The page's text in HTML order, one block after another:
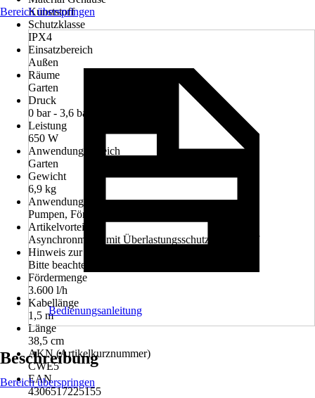
Kunststoff
Schutzklasse
IPX4
Einsatzbereich
Außen
Räume
Garten
Druck
0 bar - 3,6 bar
Leistung
650 W
Anwendungsbereich
Garten
Gewicht
6,9 kg
Anwendung
Pumpen, Fördern
Artikelvorteil
Asynchronmotor mit Überlastungsschutz, Tragegriff
Hinweis zur Entsorgung
Bitte beachte die Hinweise zur Entsorgung
Fördermenge
3.600 l/h
Kabellänge
1,5 m
Länge
38,5 cm
AKN (Artikelkurznummer)
CWE5
EAN
4306517225155
Bereich überspringen
Bedienungsanleitung
Beschreibung
Bereich überspringen